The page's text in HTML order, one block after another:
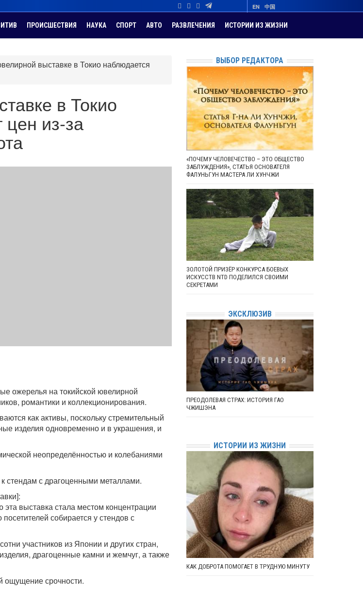
EN 中国
ПРОИСШЕСТВИЯ НАУКА СПОРТ АВТО РАЗВЛЕЧЕНИЯ ИСТОРИИ ИЗ ЖИЗНИ
выставке в Токио наблюдается
в Токио
цен из-за
ожерелья на токийской ювелирной
романтики и коллекционирования.
как активы, поскольку стремительный
изделия одновременно и в украшения, и
неопределённостью и колебаниями
стендам с драгоценными металлами.
эта выставка стала местом концентрации
собирается у стендов с
участников из Японии и других стран,
драгоценные камни и жемчуг, а также
ощущение срочности.
ВЫБОР РЕДАКТОРА
«ПОЧЕМУ ЧЕЛОВЕЧЕСТВО – ЭТО ОБЩЕСТВО
ЗАБЛУЖДЕНИЯ», СТАТЬЯ ОСНОВАТЕЛЯ
ФАЛУНЬГУН МАСТЕРА ЛИ ХУНЧЖИ
ЗОЛОТОЙ ПРИЗЁР КОНКУРСА БОЕВЫХ
ИСКУССТВ NTD ПОДЕЛИЛСЯ СВОИМИ
СЕКРЕТАМИ
ЭКСКЛЮЗИВ
ПРЕОДОЛЕВАЯ СТРАХ: ИСТОРИЯ ГАО
ЧЖИШЭНА
ИСТОРИИ ИЗ ЖИЗНИ
КАК ДОБРОТА ПОМОГАЕТ В ТРУДНУЮ МИНУТУ